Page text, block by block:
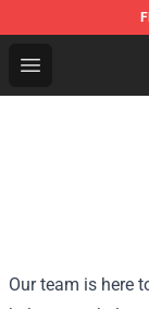
Open menu
KallMeKris
Our team is here